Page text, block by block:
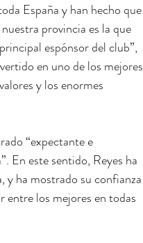
España y han hecho que
provincia es la que
espónsor del club”,
en uno de los mejores
y los enormes
“expectante e
En este sentido, Reyes ha
y ha mostrado su confianza
entre los mejores en todas